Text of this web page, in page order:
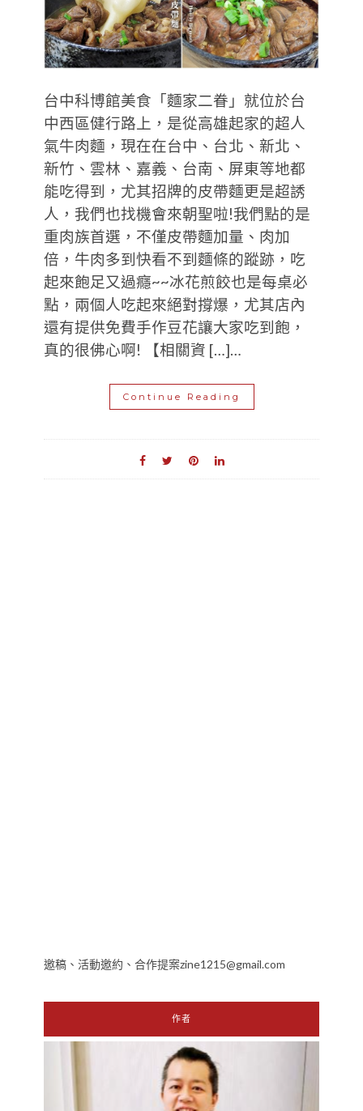
台中科博館美食「麵家二眷」就位於台
中西區健行路上，是從高雄起家的超人
氣牛肉麵，現在在台中、台北、新北、
新竹、雲林、嘉義、台南、屏東等地都
能吃得到，尤其招牌的皮帶麵更是超誘
人，我們也找機會來朝聖啦!我們點的是
重肉族首選，不僅皮帶麵加量、肉加
倍，牛肉多到快看不到麵條的蹤跡，吃
起來飽足又過癮~~冰花煎餃也是每桌必
點，兩個人吃起來絕對撐爆，尤其店內
還有提供免費手作豆花讓大家吃到飽，
真的很佛心啊! 【相關資 […]…
Continue Reading
邀稿、活動邀約、合作提案zine1215@gmail.com
作者